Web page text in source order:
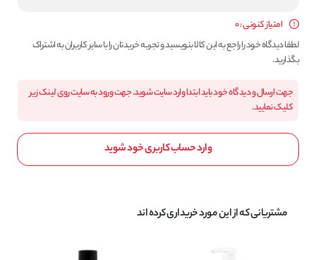
امتیاز کنونی : 0
لطفا دیدگاه خود را راجع به این کالا بنویسید و تجربه خریدتان را با سایر کاربران به اشتراک
بگذارید.
جهت ارسال و دیدگاه خود باید ابتدا وارد سایت شوید. جهت ورود به سایت روی لینک زیر
کلیک نمایید.
وارد حساب کاربری خود شوید
مشتریانی که از این مورد خریداری کرده اند